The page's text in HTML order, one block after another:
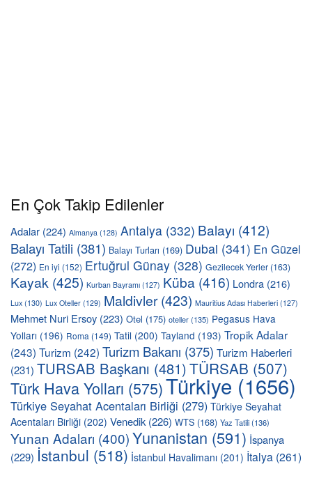
En Çok Takip Edilenler
Adalar (224) Almanya (128) Antalya (332) Balayı (412)
Balayı Tatili (381) Balayı Turları (169) Dubai (341) En Güzel
(272) En iyi (152) Ertuğrul Günay (328) Gezilecek Yerler (163)
Kayak (425) Kurban Bayramı (127) Küba (416) Londra (216)
Lux (130) Lux Oteller (129) Maldivler(423) Mauritius Adası Haberleri (127)
Mehmet Nuri Ersoy (223) Otel (175) oteller(135) Pegasus Hava
Yolları (196) Roma (149) Tatil (200) Tayland (193) Tropik Adalar
(243) Turizm (242) Turizm Bakanı (375) Turizm Haberleri
(231) TURSAB Başkanı (481)TÜRSAB (507)
Türk Hava Yolları (575)Türkiye (1656)
Türkiye Seyahat Acentaları Birliği (279) Türkiye Seyahat
Acentaları Birliği (202) Venedik (226) WTS (168) Yaz Tatili(136)
Yunan Adaları (400)Yunanistan (591) İspanya
(229) İstanbul (518) İstanbul Havalimanı (201) İtalya (261)